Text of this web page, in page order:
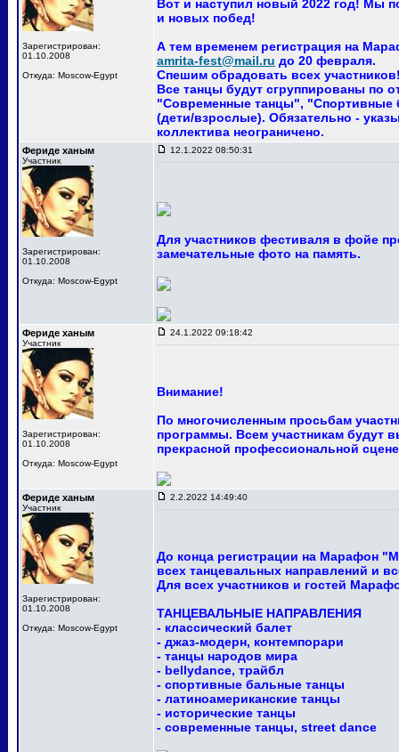
Зарегистрирован:
01.10.2008
Откуда: Moscow-Egypt
Вот и наступил новый 2022 год! Мы
и новых побед!
А тем временем регистрация на
amrita-fest@mail.ru до 20 февраля.
Спешим обрадовать всех
Все танцы будут сгруппированы по
"Современные танцы", "Спортивные
(дети/взрослые). Обязательно -
коллектива неограничено.
Фериде ханым
Участник
Зарегистрирован:
01.10.2008
Откуда: Moscow-Egypt
12.1.2022 08:50:31
Для участников фестиваля в фойе
замечательные фото на память.
Фериде ханым
Участник
Зарегистрирован:
01.10.2008
Откуда: Moscow-Egypt
24.1.2022 09:18:42
Внимание!
По многочисленным просьбам
программы. Всем участникам будут
прекрасной профессиональной
Фериде ханым
Участник
Зарегистрирован:
01.10.2008
Откуда: Moscow-Egypt
2.2.2022 14:49:40
До конца регистрации на Марафон
всех танцевальных направлений и
Для всех участников и гостей
ТАНЦЕВАЛЬНЫЕ НАПРАВЛЕНИЯ
- классический балет
- джаз-модерн, контемпорари
- танцы народов мира
- bellydance, трайбл
- спортивные бальные танцы
- латиноамериканские танцы
- исторические танцы
- современные танцы, street dance